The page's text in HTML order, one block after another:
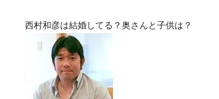
西村和彦は結婚してる？奥さんと子供は？